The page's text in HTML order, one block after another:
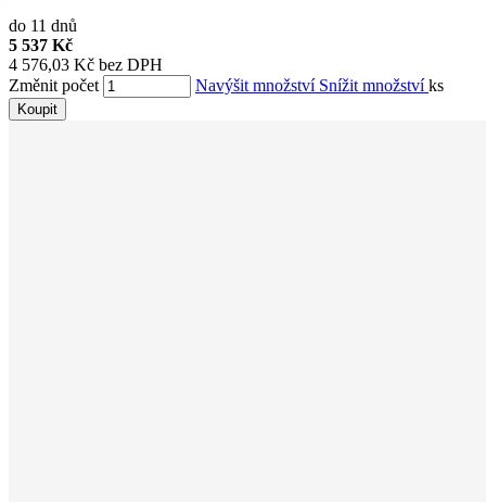
do 11 dnů
5 537 Kč
4 576,03 Kč bez DPH
Změnit počet
Navýšit množství Snížit množstvíks
Koupit